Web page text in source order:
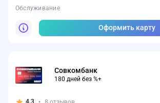
Обслуживание
Оформить карту
Совкомбанк
180 дней без %+